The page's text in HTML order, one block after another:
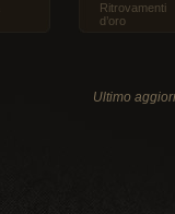
Ritrovamenti
d’oro
Ultimo